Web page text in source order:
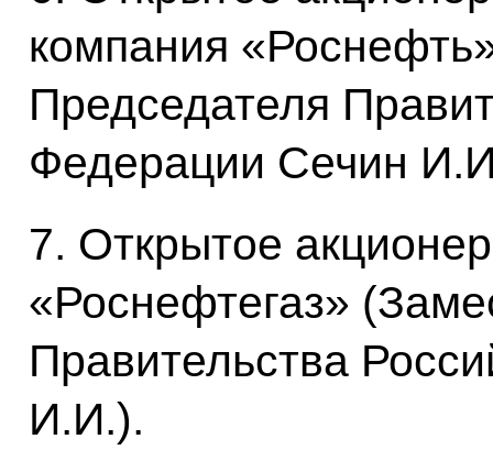
компания
Председателя
Федерации Сечин
7. Открытое
«Роснефтегаз»
Правительства
И.И.).